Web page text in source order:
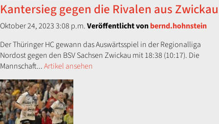
Kantersieg gegen die Rivalen aus Zwickau
Oktober 24, 2023 3:08 p.m.Veröffentlicht vonbernd.hohnstein
Der Thüringer HC gewann das Auswärtsspiel in der Regionalliga
Nordost gegen den BSV Sachsen Zwickau mit 18:38 (10:17). Die
Mannschaft...Artikel ansehen